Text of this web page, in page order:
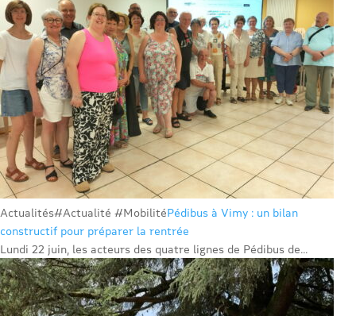
Actualités#Actualité #MobilitéPédibus à Vimy : un bilan
constructif pour préparer la rentrée
Lundi 22 juin, les acteurs des quatre lignes de Pédibus de...